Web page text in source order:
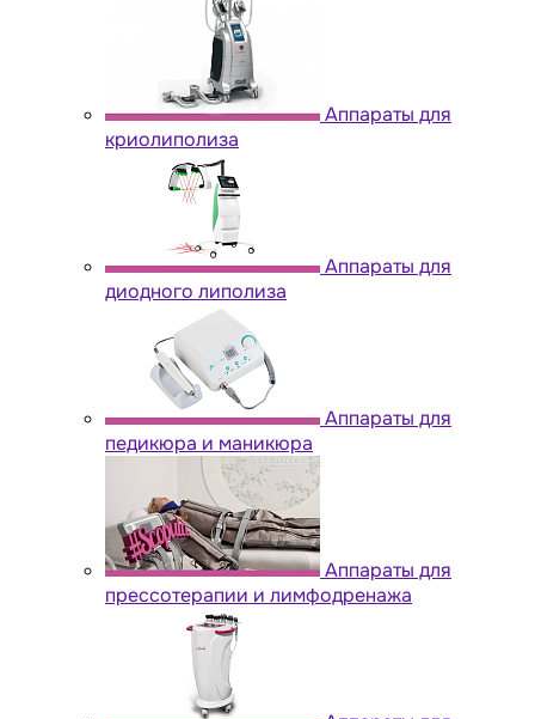
Аппараты для
криолиполиза
Аппараты для
диодного липолиза
Аппараты для
педикюра и маникюра
Аппараты для
прессотерапии и лимфодренажа